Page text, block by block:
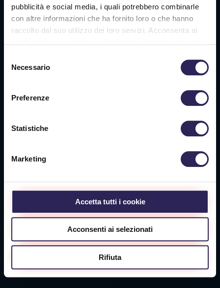
pubblicità e social media, i quali potrebbero combinarle
con altre informazioni che ha fornito loro o che hanno
raccolto dal suo utilizzo dei loro servizi. Acconsenta ai
delNecessario
Preferenze
Statistiche
Marketing
Accetta tutti i cookie
Acconsenti ai selezionati
Rifiuta
Sede La Spezia
Sede Massa Carrara
Tel. +39 0585 1886053
Via Verga, 26/28
57121 Livorno (LI)
Tel. +39 0586 425215
Servizio Clienti